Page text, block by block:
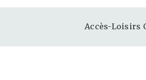
Accès-Loisirs